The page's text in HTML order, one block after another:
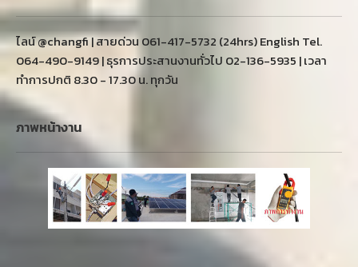
ไลน์ @changfi | สายด่วน 061-417-5732 (24hrs) English Tel.
064-490-9149 | ธุรการประสานงานทั่วไป 02-136-5935 | เวลา
ทำการปกติ 8.30 - 17.30 น. ทุกวัน
ภาพหน้างาน